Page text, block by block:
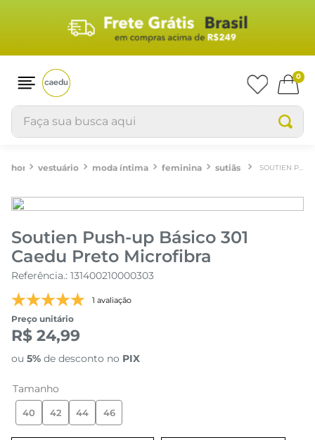
0
Faça sua busca aqui
vestuário moda íntima feminina sutiãs
Soutien Push-up Básico 301
Caedu Preto Microfibra
Referência.: 131400210000303
1 avaliação
Preço unitário
R$ 24,99
ou 5% de desconto no PIX
Tamanho
40 42 44 46